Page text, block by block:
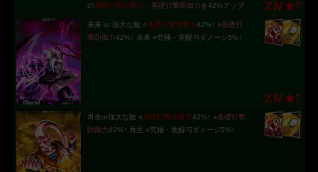
の基礎打撃攻撃力 ・ 基礎打撃防御力 を42%アップ ZⅣ★7
未来 or 強大な敵 ○基礎打撃攻撃力42%↑ ○基礎打
撃防御力42%↑ 未来 ○究極・覚醒与ダメージ5%↑
ZⅣ★7
再生or強大な敵 ○基礎打撃攻撃力42%↑ ○基礎打撃
防御力42%↑ 再生 ○究極・覚醒与ダメージ5%↑